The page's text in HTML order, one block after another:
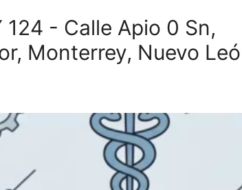
124 - Calle Apio 0 Sn,
Monterrey, Nuevo